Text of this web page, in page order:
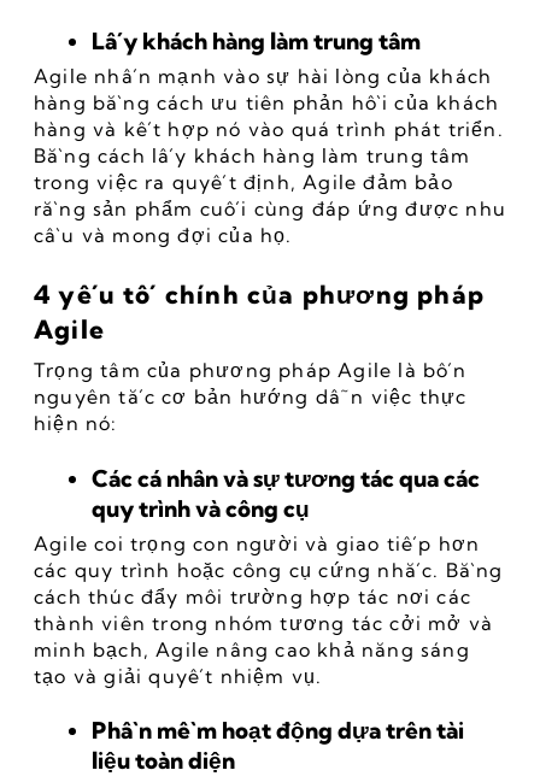
Lấy khách hàng làm trung tâm
Agile nhấn mạnh vào sự hài lòng của khách
hàng bằng cách ưu tiên phản hồi của khách
hàng và kết hợp nó vào quá trình phát triển.
Bằng cách lấy khách hàng làm trung tâm
trong việc ra quyết định, Agile đảm bảo
rằng sản phẩm cuối cùng đáp ứng được nhu
cầu và mong đợi của họ.
4 yếu tố chính của phương pháp
Agile
Trọng tâm của phương pháp Agile là bốn
nguyên tắc cơ bản hướng dẫn việc thực
hiện nó:
Các cá nhân và sự tương tác qua các
quy trình và công cụ
Agile coi trọng con người và giao tiếp hơn
các quy trình hoặc công cụ cứng nhắc. Bằng
cách thúc đẩy môi trường hợp tác nơi các
thành viên trong nhóm tương tác cởi mở và
minh bạch, Agile nâng cao khả năng sáng
tạo và giải quyết nhiệm vụ.
Phần mềm hoạt động dựa trên tài
liệu toàn diện